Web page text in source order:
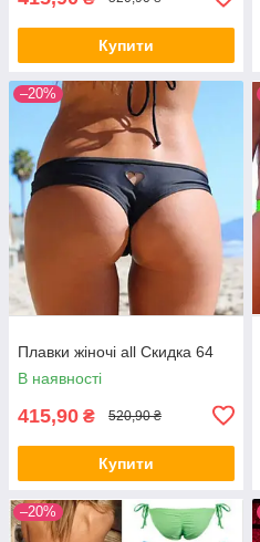
Купити
–20%
Плавки жіночі all Скидка 64
В наявності
415,90 ₴ 520,90 ₴
Купити
–20%